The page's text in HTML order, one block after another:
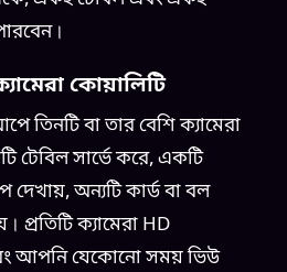
কোয়ালিটি
তিনটি বা তার বেশি ক্যামেরা
টেবিল সার্ভে করে, একটি
অন্যটি কার্ড বা বল
প্রতিটি ক্যামেরা HD
আপনি যেকোনো সময় ভিউ